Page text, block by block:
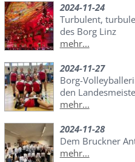
2024-11-24
Turbulent,
des Borg Linz
mehr...
2024-11-27
Borg-
den
mehr...
2024-11-28
Dem Bruckner
mehr...